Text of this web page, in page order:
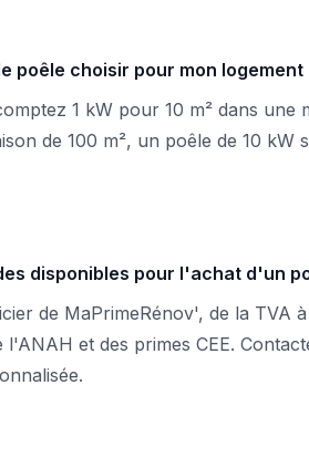
poêle choisir pour mon logement
1 kW pour 10 m² dans une
de 100 m², un poêle de 10 kW
disponibles pour l'achat d'un
de MaPrimeRénov', de la TVA
l'ANAH et des primes CEE.